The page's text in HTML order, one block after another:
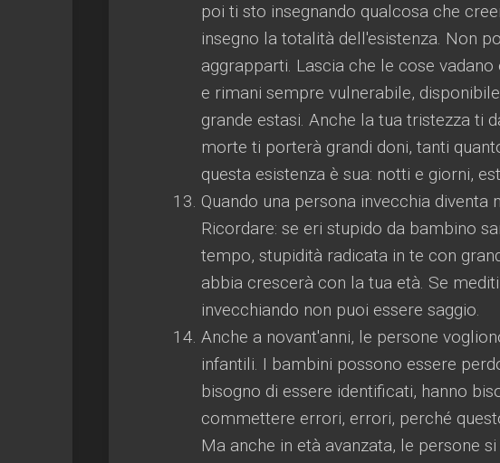
poi ti sto insegnando qualcosa che
insegno la totalità dell'esistenza. Non
aggrapparti. Lascia che le cose
e rimani sempre vulnerabile,
grande estasi. Anche la tua tristezza ti
morte ti porterà grandi doni, tanti
questa esistenza è sua: notti e giorni,
Quando una persona invecchia
Ricordare: se eri stupido da bambino
tempo, stupidità radicata in te con
abbia crescerà con la tua età. Se
invecchiando non puoi essere saggio.
Anche a novant'anni, le persone
infantili. I bambini possono essere
bisogno di essere identificati, hanno
commettere errori, errori, perché
Ma anche in età avanzata, le persone